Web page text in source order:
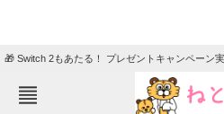
🎁 Switch 2もあたる！ プレゼントキャンペーン実